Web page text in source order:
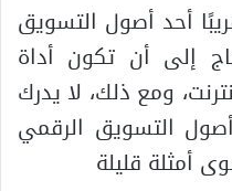
أحد أصول التسويق
إلى أن تكون أداة
ومع ذلك، لا يدرك
التسويق الرقمي
أمثلة قليلة